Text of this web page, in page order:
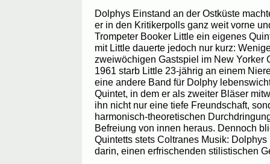
Dolphys Einstand an der Ostküste
er in den Kritikerpolls ganz weit vorne
Trompeter Booker Little ein eigenes
mit Little dauerte jedoch nur kurz:
zweiwöchigen Gastspiel im New Yorker
1961 starb Little 23-jährig an einem
eine andere Band für Dolphy
Quintet, in dem er als zweiter Bläser
ihn nicht nur eine tiefe Freundschaft,
harmonisch-theoretischen
Befreiung von innen heraus. Dennoch
Quintetts stets Coltranes Musik:
darin, einen erfrischenden stilistischen